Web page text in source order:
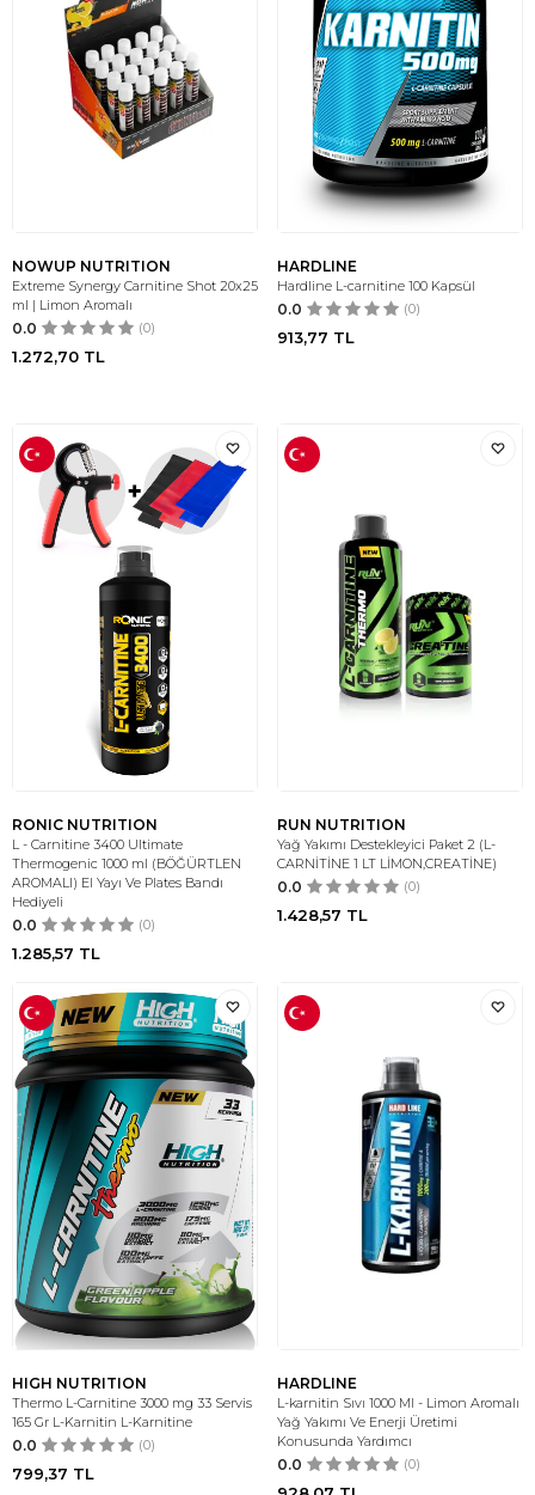
NOWUP NUTRITION
Extreme Synergy Carnitine Shot 20x25
ml | Limon Aromalı
0.0 (0)
1.272,70 TL
HARDLINE
Hardline L-carnitine 100 Kapsül
0.0 (0)
913,77 TL
RONIC NUTRITION
L - Carnitine 3400 Ultimate
Thermogenic 1000 ml (BÖĞÜRTLEN
AROMALI) El Yayı Ve Plates Bandı
Hediyeli
0.0 (0)
1.285,57 TL
RUN NUTRITION
Yağ Yakımı Destekleyici Paket 2 (L-
CARNİTİNE 1 LT LİMON,CREATİNE)
0.0 (0)
1.428,57 TL
HIGH NUTRITION
Thermo L-Carnitine 3000 mg 33 Servis
165 Gr L-Karnitin L-Karnitine
0.0 (0)
799,37 TL
HARDLINE
L-karnitin Sıvı 1000 Ml - Limon Aromalı
Yağ Yakımı Ve Enerji Üretimi
Konusunda Yardımcı
0.0 (0)